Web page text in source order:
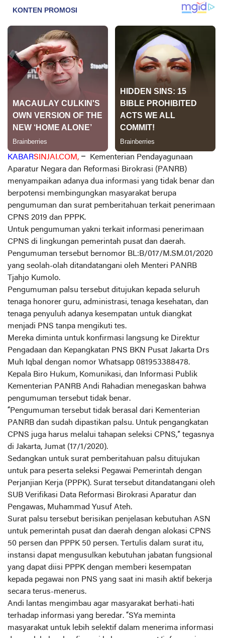
KABARSINJAI.COM, –
Kementerian Pendayagunaan
Aparatur Negara dan Reformasi Birokrasi (PANRB)
menyampaikan adanya dua informasi yang tidak benar dan
berpotensi membingungkan masyarakat berupa
pengumuman dan surat pemberitahuan terkait penerimaan
CPNS 2019 dan PPPK.
Untuk pengumuman yakni terkait informasi penerimaan
CPNS di lingkungan pemerintah pusat dan daerah.
Pengumuman tersebut bernomor BL:B/017/M.SM.01/2020
yang seolah-olah ditandatangani oleh Menteri PANRB
Tjahjo Kumolo.
Pengumuman palsu tersebut ditujukan kepada seluruh
tenaga honorer guru, administrasi, tenaga kesehatan, dan
tenaga penyuluh adanya kesempatan untuk diangkat
menjadi PNS tanpa mengikuti tes.
Mereka diminta untuk konfirmasi langsung ke Direktur
Pengadaan dan Kepangkatan PNS BKN Pusat Jakarta Drs
Muh Iqbal dengan nomor Whatsapp 081953388478.
Kepala Biro Hukum, Komunikasi, dan Informasi Publik
Kementerian PANRB Andi Rahadian menegaskan bahwa
pengumuman tersebut tidak benar.
“Pengumuman tersebut tidak berasal dari Kementerian
PANRB dan sudah dipastikan palsu. Untuk pengangkatan
CPNS juga harus melalui tahapan seleksi CPNS,” tegasnya
di Jakarta, Jumat (17/1/2020).
Sedangkan untuk surat pemberitahuan palsu ditujukan
untuk para peserta seleksi Pegawai Pemerintah dengan
Perjanjian Kerja (PPPK). Surat tersebut ditandatangani oleh
SUB Verifikasi Data Reformasi Birokrasi Aparatur dan
Pengawas, Muhammad Yusuf Ateh.
Surat palsu tersebut berisikan penjelasan kebutuhan ASN
untuk pemerintah pusat dan daerah dengan alokasi CPNS
50 persen dan PPPK 50 persen. Tertulis dalam surat itu,
instansi dapat mengusulkan kebutuhan jabatan fungsional
yang dapat diisi PPPK dengan memberi kesempatan
kepada pegawai non PNS yang saat ini masih aktif bekerja
secara terus-menerus.
Andi lantas mengimbau agar masyarakat berhati-hati
terhadap informasi yang beredar. “SYa meminta
masyarakat untuk lebih selektif dalam menerima informasi